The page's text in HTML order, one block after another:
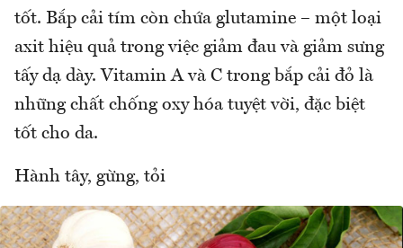
tốt. Bắp cải tím còn chứa glutamine – một loại
axit hiệu quả trong việc giảm đau và giảm sưng
tấy dạ dày. Vitamin A và C trong bắp cải đỏ là
những chất chống oxy hóa tuyệt vời, đặc biệt
tốt cho da.
Hành tây, gừng, tỏi